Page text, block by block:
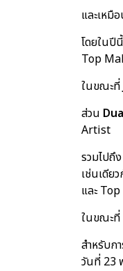
และเหมื
โดยในปี
Top
ในขณะที่
ส่วน
Artist
รวมไปถึง
เช่นเดีย
และ
ในขณะที่
สำหรับก
วันที่ 23